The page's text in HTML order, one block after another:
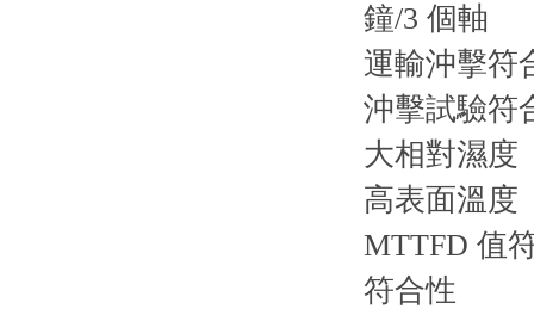
鐘/3 個軸
運輸沖擊符
沖擊試驗符
大相對濕度
高表面溫度
MTTFD 值
符合性